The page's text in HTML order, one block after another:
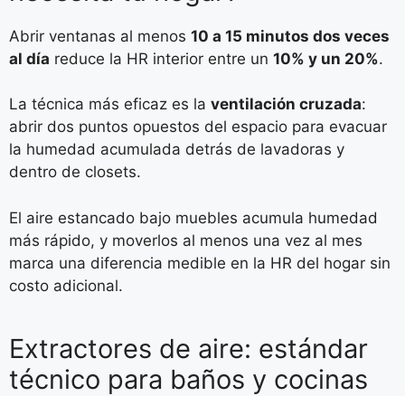
Abrir ventanas al menos 10 a 15 minutos dos veces
al día reduce la HR interior entre un 10% y un 20%.
La técnica más eficaz es la ventilación cruzada:
abrir dos puntos opuestos del espacio para evacuar
la humedad acumulada detrás de lavadoras y
dentro de closets.
El aire estancado bajo muebles acumula humedad
más rápido, y moverlos al menos una vez al mes
marca una diferencia medible en la HR del hogar sin
costo adicional.
Extractores de aire: estándar
técnico para baños y cocinas